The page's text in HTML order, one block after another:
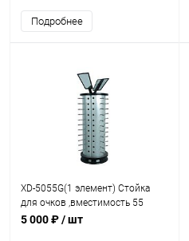
Подробнее
XD-5055G(1 элемент) Стойка
для очков ,вместимость 55
шт.,H=1170мм
5 000 ₽/ шт